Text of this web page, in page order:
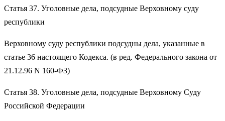
Статья 37. Уголовные дела, подсудные Верховному суду
республики
Верховному суду республики подсудны дела, указанные в
статье 36 настоящего Кодекса. (в ред. Федерального закона от
21.12.96 N 160-ФЗ)
Статья 38. Уголовные дела, подсудные Верховному Суду
Российской Федерации